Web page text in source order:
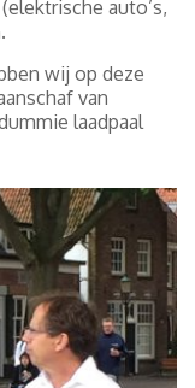
auto’s,
wij op deze
van
laadpaal